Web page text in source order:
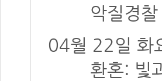
악질경찰
04월 22일 화
환혼: 빛